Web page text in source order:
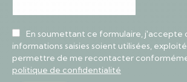
En soumettant ce formulaire, j'accepte
informations saisies soient utilisées,
permettre de me recontacter
politique de confidentialité